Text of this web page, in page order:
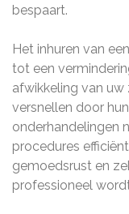
bespaart.
Het inhuren van
tot een
afwikkeling van uw
versnellen door
onderhandelingen
procedures
gemoedsrust en
professioneel